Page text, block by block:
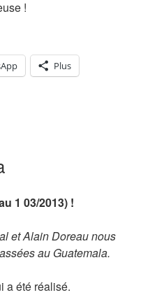
!
Plus
1 03/2013) !
et Alain Doreau nous
au Guatemala.
a été réalisé.